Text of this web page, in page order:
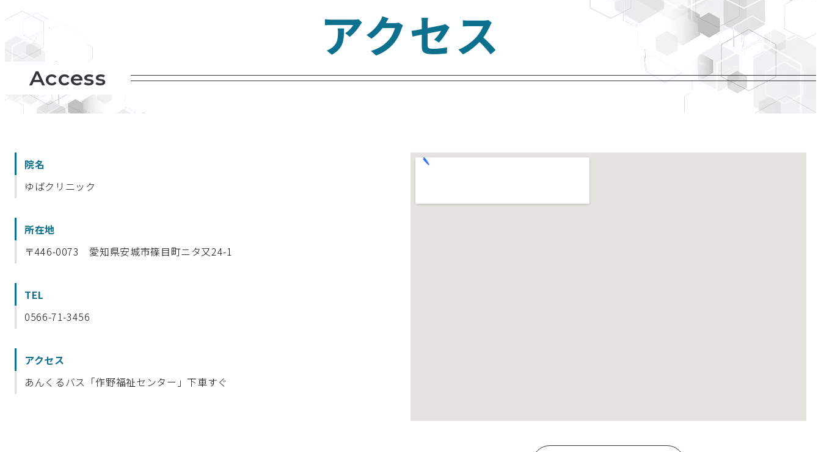
アクセス
Access
院名
ゆばクリニック
所在地
〒446-0073 愛知県安城市篠目町ニタ又24-1
TEL
0566-71-3456
アクセス
あんくるバス「作野福祉センター」下車すぐ